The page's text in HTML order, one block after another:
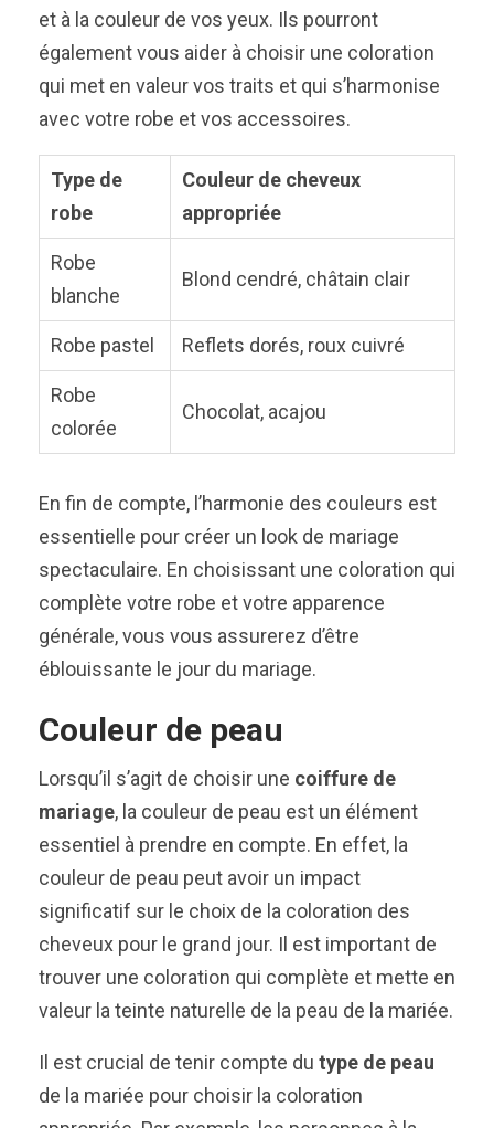
et à la couleur de vos yeux. Ils pourront
également vous aider à choisir une coloration
qui met en valeur vos traits et qui s’harmonise
avec votre robe et vos accessoires.
Type de
robe
Couleur de cheveux
appropriée
Robe
blanche
Blond cendré, châtain clair
Robe pastel Reflets dorés, roux cuivré
Robe
colorée
Chocolat, acajou
En fin de compte, l’harmonie des couleurs est
essentielle pour créer un look de mariage
spectaculaire. En choisissant une coloration qui
complète votre robe et votre apparence
générale, vous vous assurerez d’être
éblouissante le jour du mariage.
Couleur de peau
Lorsqu’il s’agit de choisir une coiffure de
mariage, la couleur de peau est un élément
essentiel à prendre en compte. En effet, la
couleur de peau peut avoir un impact
significatif sur le choix de la coloration des
cheveux pour le grand jour. Il est important de
trouver une coloration qui complète et mette en
valeur la teinte naturelle de la peau de la mariée.
Il est crucial de tenir compte du type de peau
de la mariée pour choisir la coloration